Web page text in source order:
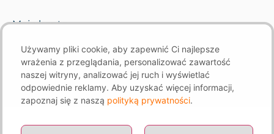
Moje konto
Kontakt
Używamy pliki cookie, aby zapewnić Ci najlepsze
wrażenia z przeglądania, personalizować zawartość
naszej witryny, analizować jej ruch i wyświetlać
odpowiednie reklamy. Aby uzyskać więcej informacji,
zapoznaj się z naszą polityką prywatności.